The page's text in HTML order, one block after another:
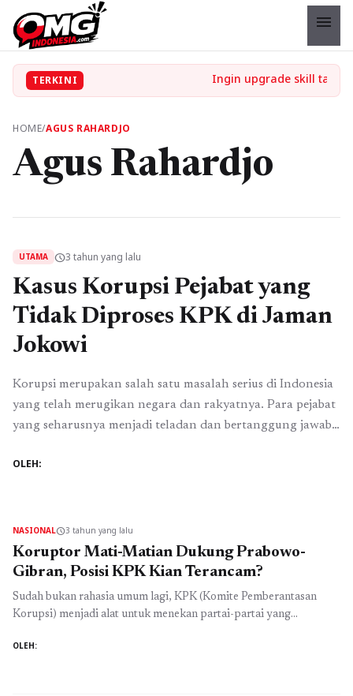
menu
TERKINI
HOME/AGUS RAHARDJO
Agus Rahardjo
UTAMA schedule3 tahun yang lalu
Kasus Korupsi Pejabat yang
Tidak Diproses KPK di Jaman
Jokowi
Korupsi merupakan salah satu masalah serius di Indonesia
yang telah merugikan negara dan rakyatnya. Para pejabat
yang seharusnya menjadi teladan dan bertanggung jawab
tindakan korupsi yang merugikan banyak pihak. Beberapa
Indar Parawansa. Jika Anies ...
OLEH:
NASIONALschedule3 tahun yang lalu
Koruptor Mati-Matian Dukung Prabowo-
Gibran, Posisi KPK Kian Terancam?
Sudah bukan rahasia umum lagi, KPK (Komite Pemberantasan
Korupsi) menjadi alat untuk menekan partai-partai yang
selalu mengikuti keinginan Jokowi. Dengan dirubahnya UU KPK,
OLEH: